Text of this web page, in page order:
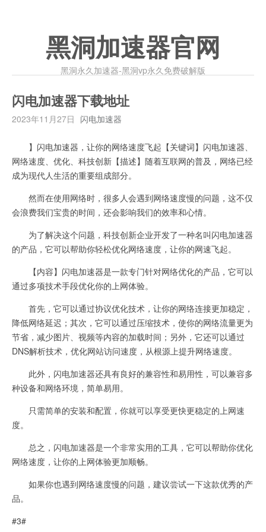
黑洞加速器官网
黑洞永久加速器-黑洞vp永久免费破解版
闪电加速器下载地址
2023年11月27日 闪电加速器
】闪电加速器，让你的网络速度飞起【关键词】闪电加速器、
网络速度、优化、科技创新【描述】随着互联网的普及，网络已经
成为现代人生活的重要组成部分。
然而在使用网络时，很多人会遇到网络速度慢的问题，这不仅
会浪费我们宝贵的时间，还会影响我们的效率和心情。
为了解决这个问题，科技创新企业开发了一种名叫闪电加速器
的产品，它可以帮助你轻松优化网络速度，让你的网速飞起。
【内容】闪电加速器是一款专门针对网络优化的产品，它可以
通过多项技术手段优化你的上网体验。
首先，它可以通过协议优化技术，让你的网络连接更加稳定，
降低网络延迟；其次，它可以通过压缩技术，使你的网络流量更为
节省，减少图片、视频等内容的加载时间；另外，它还可以通过
DNS解析技术，优化网站访问速度，从根源上提升网络速度。
此外，闪电加速器还具有良好的兼容性和易用性，可以兼容多
种设备和网络环境，简单易用。
只需简单的安装和配置，你就可以享受更快更稳定的上网速
度。
总之，闪电加速器是一个非常实用的工具，它可以帮助你优化
网络速度，让你的上网体验更加顺畅。
如果你也遇到网络速度慢的问题，建议尝试一下这款优秀的产
品。
#3#